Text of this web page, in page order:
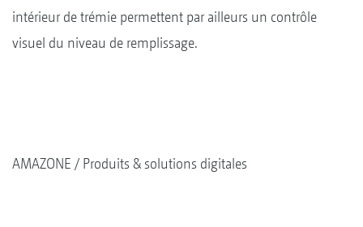
intérieur de trémie permettent par ailleurs un contrôle
visuel du niveau de remplissage.
AMAZONE Produits & solutions digitales